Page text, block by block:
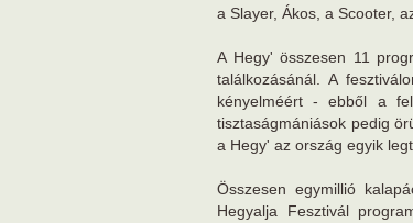
a Slayer, Ákos, a Scooter,
A Hegy' összesen 11
találkozásánál. A
kényelméért - ebből a
tisztaságmániások pedig
a Hegy' az ország egyik
Összesen egymillió
Hegyalja Fesztivál